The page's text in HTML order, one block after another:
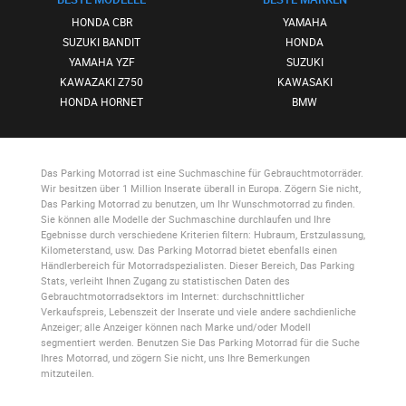
HONDA CBR
SUZUKI BANDIT
YAMAHA YZF
KAWAZAKI Z750
HONDA HORNET
YAMAHA
HONDA
SUZUKI
KAWASAKI
BMW
Das Parking Motorradist eine Suchmaschine für Gebrauchtmotorräder.
Wir besitzen über 1 Million Inserate überall in Europa. Zögern Sie nicht,
Das Parking Motorradzu benutzen, um Ihr Wunschmotorrad zu finden.
Sie können alle Modelle der Suchmaschine durchlaufen und Ihre
Egebnisse durch verschiedene Kriterien filtern: Hubraum, Erstzulassung,
Kilometerstand, usw. Das Parking Motorradbietet ebenfalls einen
Händlerbereich für Motorradspezialisten. Dieser Bereich, Das Parking
Stats, verleiht Ihnen Zugang zu statistischen Daten des
Gebrauchtmotorradsektors im Internet: durchschnittlicher
Verkaufspreis, Lebenszeit der Inserate und viele andere sachdienliche
Anzeiger; alle Anzeiger können nach Marke und/oder Modell
segmentiert werden. Benutzen Sie Das Parking Motorradfür die Suche
Ihres Motorrad, und zögern Sie nicht, uns Ihre Bemerkungen
mitzuteilen.